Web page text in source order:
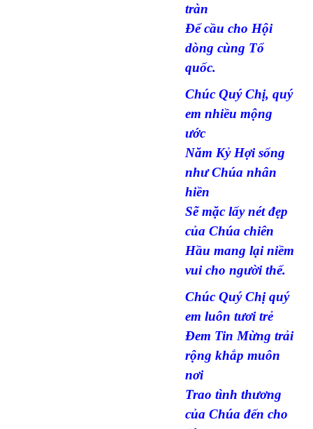
tràn
Để cầu cho Hội
dòng cùng Tổ
quốc.
Chúc Quý Chị, quý
em nhiều mộng
ước
Năm Kỷ Hợi sống
như Chúa nhân
hiền
Sẽ mặc lấy nét đẹp
của Chúa chiên
Hầu mang lại niềm
vui cho người thế.
Chúc Quý Chị quý
em luôn tươi trẻ
Đem Tin Mừng trải
rộng khắp muôn
nơi
Trao tình thương
của Chúa đến cho